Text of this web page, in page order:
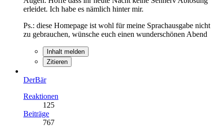
erleidet. Ich habe es nämlich hinter mir.
Ps.: diese Homepage ist wohl für meine Sprachausgabe nicht
zu gebrauchen, wünsche euch einen wunderschönen Abend
Inhalt melden
Zitieren
DerBär
Reaktionen
125
Beiträge
767